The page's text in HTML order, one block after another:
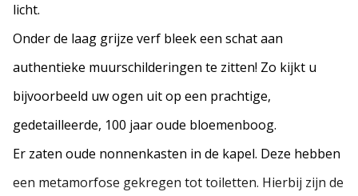
licht.
Onder de laag grijze verf bleek een schat aan
authentieke muurschilderingen te zitten! Zo kijkt u
bijvoorbeeld uw ogen uit op een prachtige,
gedetailleerde, 100 jaar oude bloemenboog.
Er zaten oude nonnenkasten in de kapel. Deze hebben
een metamorfose gekregen tot toiletten. Hierbij zijn de